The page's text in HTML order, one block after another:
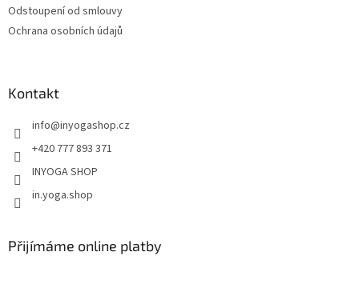
Odstoupení od smlouvy
Ochrana osobních údajů
Kontakt
info@inyogashop.cz
+420 777 893 371
INYOGA SHOP
in.yoga.shop
Přijímáme online platby